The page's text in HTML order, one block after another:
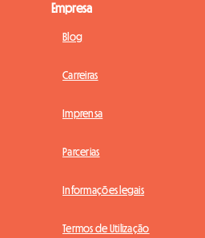
Empresa
Blog
Carreiras
Imprensa
Parcerias
Informações legais
Termos de Utilização